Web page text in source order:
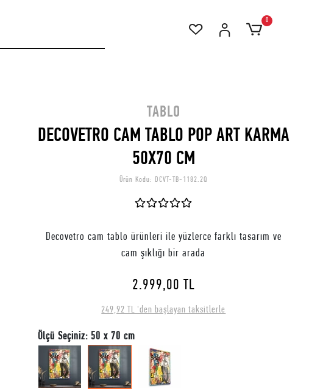
0
TABLO
DECOVETRO CAM TABLO POP ART KARMA
50X70 CM
Ürün Kodu: DCVT-TB-1182.2Q
Decovetro cam tablo ürünleri ile yüzlerce farklı tasarım ve
cam şıklığı bir arada
2.999,00 TL
249,92 TL 'den başlayan taksitlerle
Ölçü Seçiniz: 50 x 70 cm